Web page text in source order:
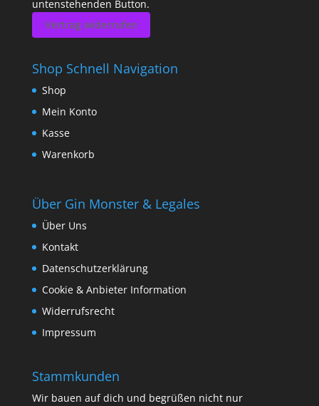
untenstehenden Button.
Vertrag widerrufen
Shop Schnell Navigation
Shop
Mein Konto
Kasse
Warenkorb
Über Gin Monster & Legales
Über Uns
Kontakt
Datenschutzerklärung
Cookie & Anbieter Information
Widerrufsrecht
Impressum
Stammkunden
Wir bauen auf dich und begrüßen nicht nur